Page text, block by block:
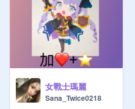
女戰士瑪麗
Sana_Twice0218